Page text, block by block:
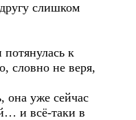
слишком
к
словно не веря,
она уже сейчас
и всё-таки в